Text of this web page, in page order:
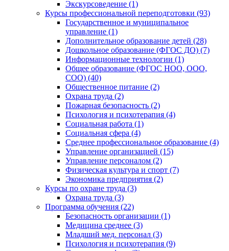
Экскурсоведение (1)
Курсы профессиональной переподготовки (93)
Государственное и муниципальное
управление (1)
Дополнительное образование детей (28)
Дошкольное образование (ФГОС ДО) (7)
Информационные технологии (1)
Общее образование (ФГОС НОО, ООО,
СОО) (40)
Общественное питание (2)
Охрана труда (2)
Пожарная безопасность (2)
Психология и психотерапия (4)
Социальная работа (1)
Социальная сфера (4)
Среднее профессиональное образование (4)
Управление организацией (15)
Управление персоналом (2)
Физическая культура и спорт (7)
Экономика предприятия (2)
Курсы по охране труда (3)
Охрана труда (3)
Программа обучения (22)
Безопасность организации (1)
Медицина среднее (3)
Младший мед. персонал (3)
Психология и психотерапия (9)